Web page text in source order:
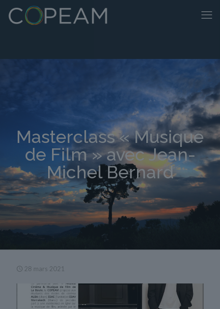
Masterclass « Musique
de Film » avec Jean-
Michel Bernard
28 mars 2021